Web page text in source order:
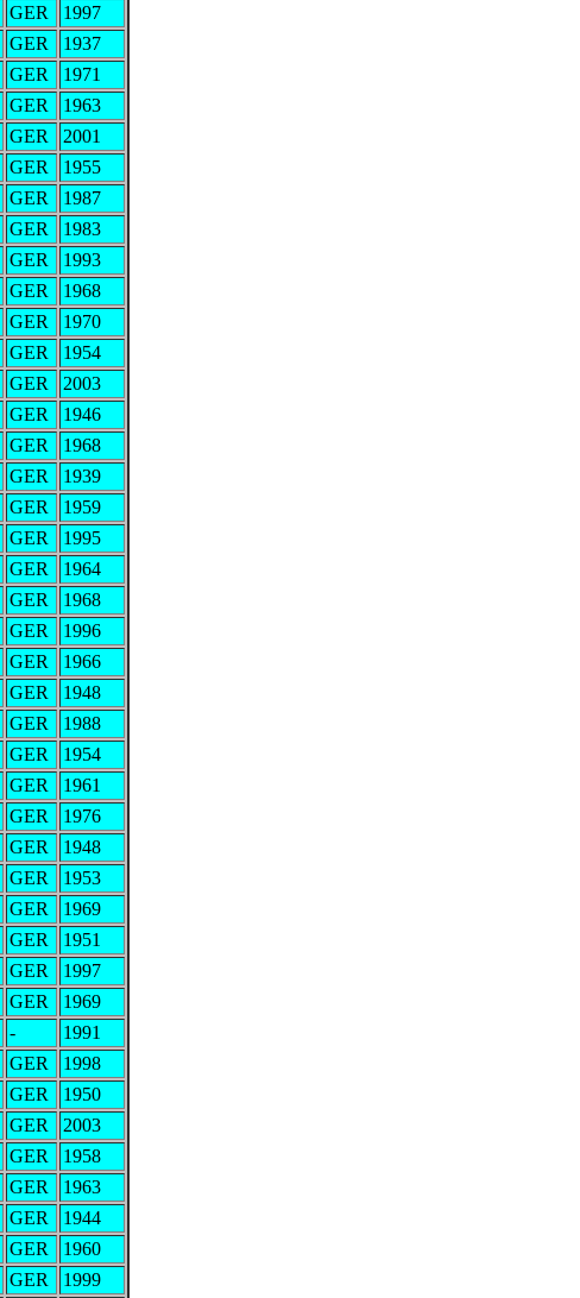
GER
1997
GER
1937
GER
1971
GER
1963
GER
2001
GER
1955
GER
1987
GER
1983
GER
1993
GER
1968
GER
1970
GER
1954
GER
2003
GER
1946
GER
1968
GER
1939
GER
1959
GER
1995
GER
1964
GER
1968
GER
1996
GER
1966
GER
1948
GER
1988
GER
1954
GER
1961
GER
1976
GER
1948
GER
1953
GER
1969
GER
1951
GER
1997
GER
1969
-
1991
GER
1998
GER
1950
GER
2003
GER
1958
GER
1963
GER
1944
GER
1960
GER
1999